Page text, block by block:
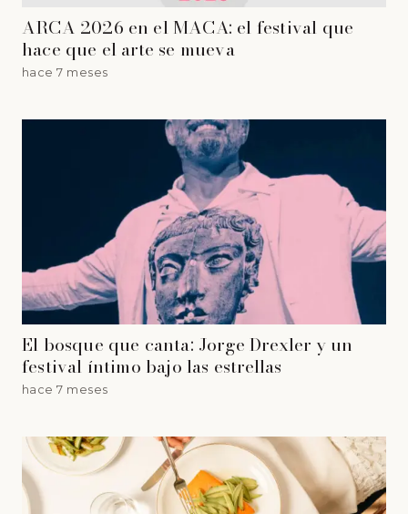
ARCA 2026 en el MACA: el festival que
hace que el arte se mueva
hace 7 meses
El bosque que canta: Jorge Drexler y un
festival íntimo bajo las estrellas
hace 7 meses